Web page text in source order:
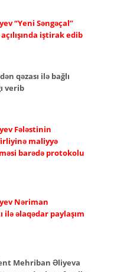
“Yeni Səngəçal”
iştirak edib
qəzası ilə bağlı
verib
Fələstinin
maliyyə
barədə protokolu
Nəriman
ilə əlaqədar paylaşım
Mehriban Əliyeva